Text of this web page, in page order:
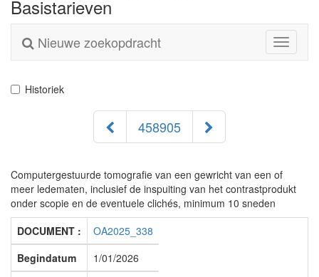
Basistarieven
Toggle
Nieuwe zoekopdracht
Historiek
458905
Computergestuurde tomografie van een gewricht van een of
meer ledematen, inclusief de inspuiting van het contrastprodukt
onder scopie en de eventuele clichés, minimum 10 sneden
DOCUMENT :
OA2025_338
Begindatum
1/01/2026